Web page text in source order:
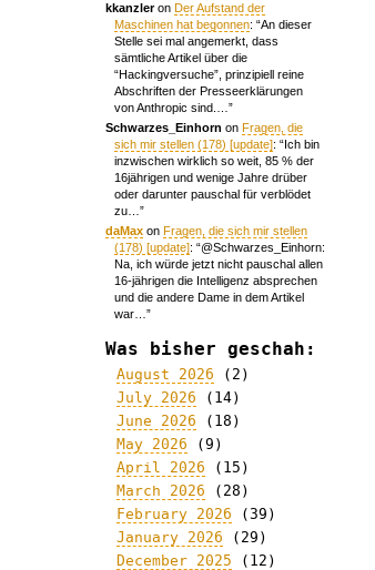
kkanzleronDer Aufstand der
Maschinen hat begonnen: “An dieser
Stelle sei mal angemerkt, dass
sämtliche Artikel über die
“Hackingversuche”, prinzipiell reine
Abschriften der Presseerklärungen
von Anthropic sind.… ”
Schwarzes_Einhorn onFragen, die
sich mir stellen (178) [update]: “Ich bin
inzwischen wirklich so weit, 85 % der
16jährigen und wenige Jahre drüber
oder darunter pauschal für verblödet
zu… ”
daMax onFragen, die sich mir stellen
(178) [update]: “@Schwarzes_Einhorn:
Na, ich würde jetzt nicht pauschal allen
16-jährigen die Intelligenz absprechen
und die andere Dame in dem Artikel
war… ”
Was bisher geschah:
August 2026 (2)
July 2026 (14)
June 2026 (18)
May 2026 (9)
April 2026 (15)
March 2026 (28)
February 2026 (39)
January 2026 (29)
December 2025 (12)